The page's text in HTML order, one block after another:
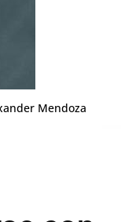
Mendoza